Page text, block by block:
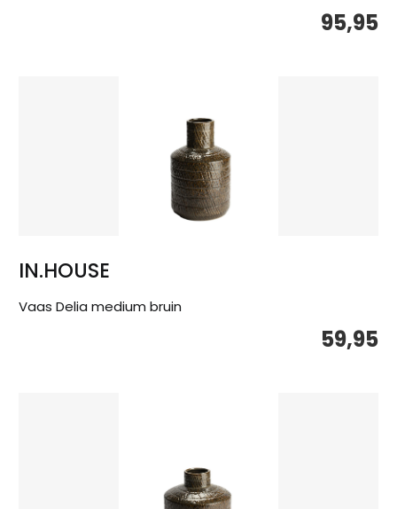
95,95
IN.HOUSE
Vaas Delia medium bruin
59,95